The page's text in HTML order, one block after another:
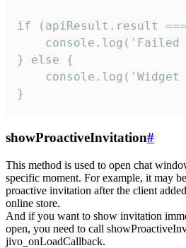
if (apiResult.result
console.log('Failed
} else {
console.log('Widget
}
showProactiveInvitation#
This method is used to open chat
specific moment. For example, it may
proactive invitation after the client
online store.
And if you want to show invitation
open, you need to call
jivo_onLoadCallback.